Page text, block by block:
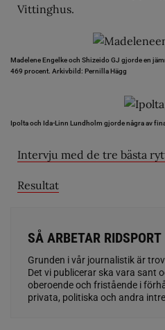
Vittinghus.
Madelene Engelke och Shizeido GJ gjorde en
469 procent. Arkivbild: Pernilla Hägg
Ipolta och Ida-Linn Lundholm gjorde några av
Intervju med de tre bästa
Resultat
SÅ ARBETAR RIDSPORT
Grunden i vår journalistik är
Det vi publicerar ska vara sant
oberoende och fristående i
privata, politiska och andra